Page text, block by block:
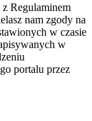
Regulaminem
nam zgody na
w czasie
w
portalu przez